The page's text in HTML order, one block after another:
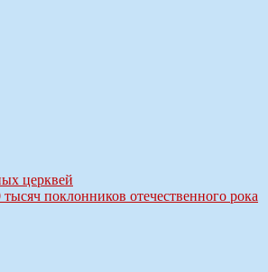
церквей
поклонников отечественного рока